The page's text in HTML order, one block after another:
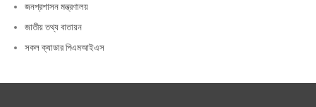
জনপ্রশাসন মন্ত্রণালয়
জাতীয় তথ্য বাতায়ন
সকল ক্যাডার পিএমআইএস